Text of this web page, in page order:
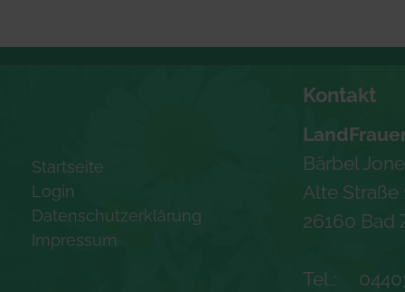
Startseite
Login
Datenschutzerklärung
Impressum
Kontakt
Bärbel
Alte Straße
26160 Bad
Tel.: